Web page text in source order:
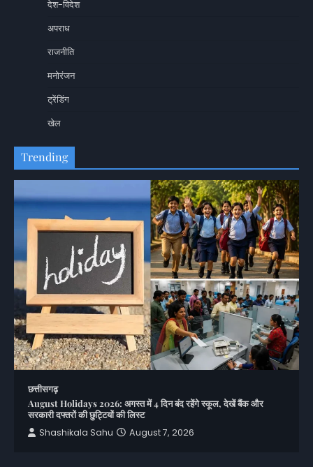
देश-विदेश
अपराध
राजनीति
मनोरंजन
ट्रेंडिंग
खेल
Trending
छत्तीसगढ़
August Holidays 2026: अगस्त में 4 दिन बंद रहेंगे स्कूल, देखें बैंक और
सरकारी दफ्तरों की छुट्टियों की लिस्ट
Shashikala Sahu
August 7, 2026